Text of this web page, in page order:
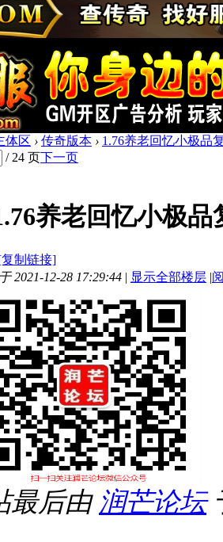
体区 › 传奇版本 › 1.76养老回忆小极品
/ 24 页下一页
养老回忆小极
制链接]
2021-12-28 17:29:44 | 显示全部楼层 |
最后由 润芒论坛